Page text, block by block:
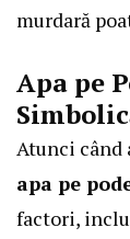
murdară
Apa pe
Atunci când
apa pe
factori,